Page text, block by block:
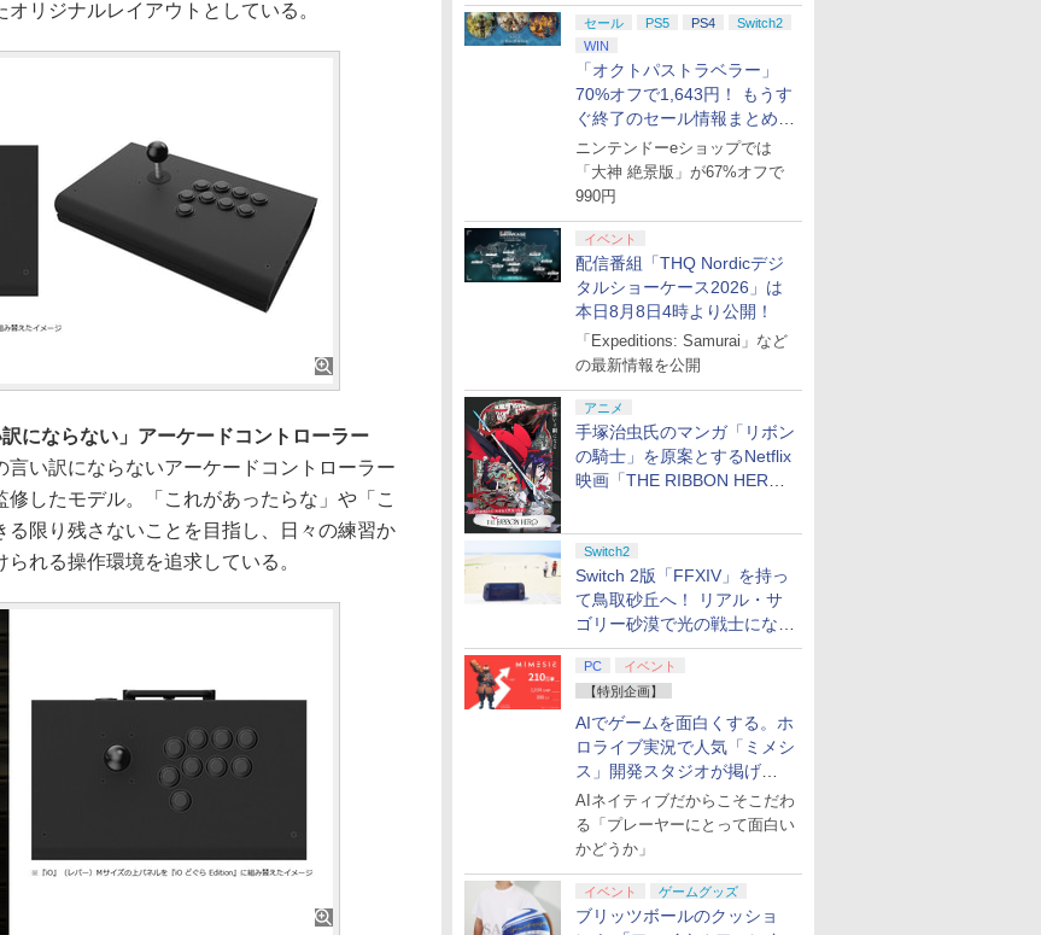
セール PS5 PS4
Switch2
WIN
「オクトパストラベラー」
70%オフで1,643円！ もうす
ぐ終了のセール情報まとめ
【8月8日更新】
ニンテンドーeショップでは
「大神 絶景版」が67%オフで
990円
イベント
配信番組「THQ Nordicデジ
タルショーケース2026」は
本日8月8日4時より公開！
「Expeditions: Samurai」など
の最新情報を公開
アニメ
手塚治虫氏のマンガ「リボン
の騎士」を原案とするNetflix
映画「THE RIBBON HERO
Switch2
Switch 2版「FFXIV」を持っ
て鳥取砂丘へ！ リアル・サ
ゴリー砂漠で光の戦士になっ
てみた
PC
イベント
【特別企画】
AIでゲームを面白くする。ホ
ロライブ実況で人気「ミメシ
ス」開発スタジオが掲げ
る“AI活用の信念”とは？【講
演レポート】
AIネイティブだからこそこだわ
る「プレーヤーにとって面白い
かどうか」
イベント ゲームグッズ
ブリッツボールのクッショ
リジナルレイアウトとしている。
にならない」アーケードコントローラー
い訳にならないアーケードコントローラー
したモデル。「これがあったらな」や「こ
限り残さないことを目指し、日々の練習か
れる操作環境を追求している。